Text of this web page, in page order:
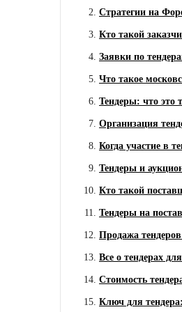
Стратегии на
Кто такой
Заявки по
Что такое
Тендеры: что это
Организация
Когда участие в
Тендеры и
Кто такой
Тендеры на
Продажа
Все о тендерах
Стоимость
Ключ для